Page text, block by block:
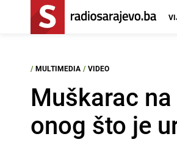
/ MULTIMEDIA / VIDEO
Muškarac
onog što je